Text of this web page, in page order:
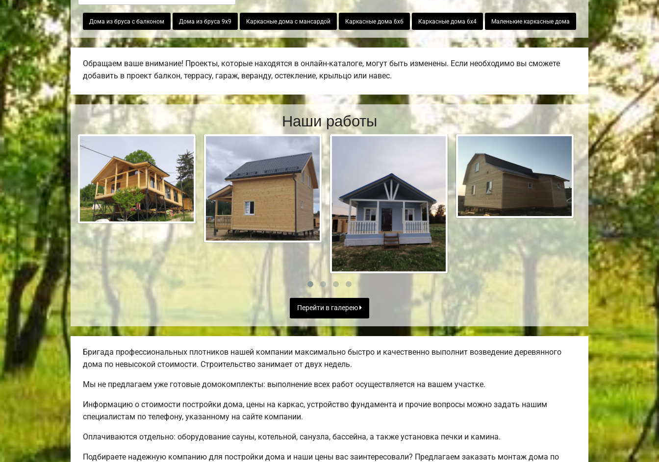
Дома из бруса с балконом Дома из бруса 9х9 Каркасные дома с мансардой Каркасные дома 6х6 Каркасные дома 6х4 Маленькие каркасные дома
Обращаем ваше внимание! Проекты, которые находятся в онлайн-каталоге, могут быть изменены. Если необходимо вы сможете
добавить в проект балкон, террасу, гараж, веранду, остекление, крыльцо или навес.
Наши работы
Перейти в галерею
Бригада профессиональных плотников нашей компании максимально быстро и качественно выполнит возведение деревянного
дома по невысокой стоимости. Строительство занимает от двух недель.
Мы не предлагаем уже готовые домокомплекты: выполнение всех работ осуществляется на вашем участке.
Информацию о стоимости постройки дома, цены на каркас, устройство фундамента и прочие вопросы можно задать нашим
специалистам по телефону, указанному на сайте компании.
Оплачиваются отдельно: оборудование сауны, котельной, санузла, бассейна, а также установка печки и камина.
Подбираете надежную компанию для постройки дома и наши цены вас заинтересовали? Предлагаем заказать монтаж дома по